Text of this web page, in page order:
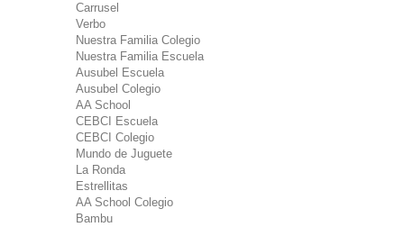
Carrusel
Verbo
Nuestra Familia Colegio
Nuestra Familia Escuela
Ausubel Escuela
Ausubel Colegio
AA School
CEBCI Escuela
CEBCI Colegio
Mundo de Juguete
La Ronda
Estrellitas
AA School Colegio
Bambu